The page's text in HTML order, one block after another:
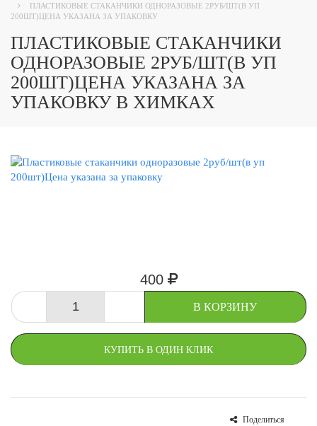
ПЛАСТИКОВЫЕ СТАКАНЧИКИ ОДНОРАЗОВЫЕ 2РУБ/ШТ(В УП
200ШТ)ЦЕНА УКАЗАНА ЗА УПАКОВКУ
ПЛАСТИКОВЫЕ СТАКАНЧИКИ
ОДНОРАЗОВЫЕ 2РУБ/ШТ(В УП
200ШТ)ЦЕНА УКАЗАНА ЗА
УПАКОВКУ В ХИМКАХ
400
В КОРЗИНУ
КУПИТЬ В ОДИН КЛИК
Поделиться